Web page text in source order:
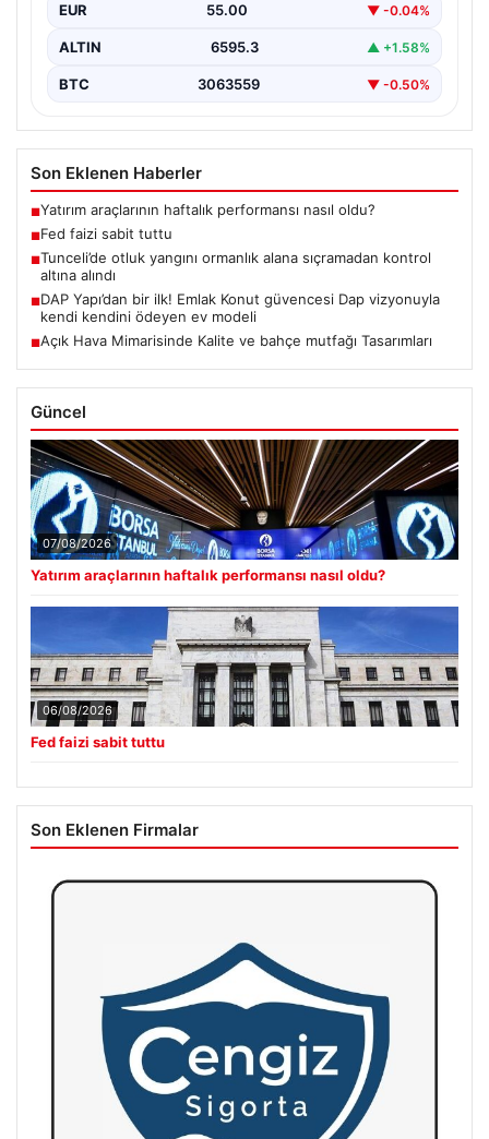
EUR 55.00 ▼ -0.04%
ALTIN 6595.3 ▲ +1.58%
BTC 3063559 ▼ -0.50%
Son Eklenen Haberler
■Yatırım araçlarının haftalık performansı nasıl oldu?
■Fed faizi sabit tuttu
■Tunceli’de otluk yangını ormanlık alana sıçramadan kontrol
altına alındı
■DAP Yapı’dan bir ilk! Emlak Konut güvencesi Dap vizyonuyla
kendi kendini ödeyen ev modeli
■Açık Hava Mimarisinde Kalite ve bahçe mutfağı Tasarımları
Güncel
07/08/2026
Yatırım araçlarının haftalık performansı nasıl oldu?
06/08/2026
Fed faizi sabit tuttu
Son Eklenen Firmalar